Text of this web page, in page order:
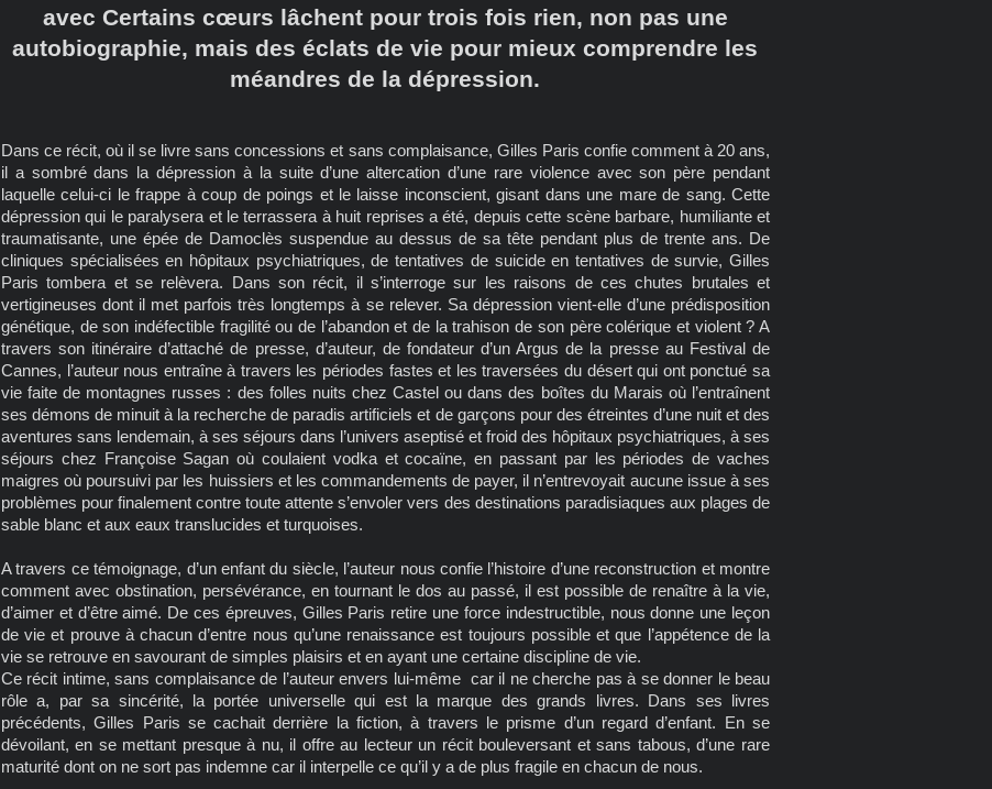
avec Certains cœurs lâchent pour trois fois rien, non pas une
autobiographie, mais des éclats de vie pour mieux comprendre les
méandres de la dépression.
Dans ce récit, où il se livre sans concessions et sans complaisance, Gilles Paris confie comment à 20 ans,
il a sombré dans la dépression à la suite d’une altercation d’une rare violence avec son père pendant
laquelle celui-ci le frappe à coup de poings et le laisse inconscient, gisant dans une mare de sang. Cette
dépression qui le paralysera et le terrassera à huit reprises a été, depuis cette scène barbare, humiliante et
traumatisante, une épée de Damoclès suspendue au dessus de sa tête pendant plus de trente ans. De
cliniques spécialisées en hôpitaux psychiatriques, de tentatives de suicide en tentatives de survie, Gilles
Paris tombera et se relèvera. Dans son récit, il s’interroge sur les raisons de ces chutes brutales et
vertigineuses dont il met parfois très longtemps à se relever. Sa dépression vient-elle d’une prédisposition
génétique, de son indéfectible fragilité ou de l’abandon et de la trahison de son père colérique et violent ? A
travers son itinéraire d’attaché de presse, d’auteur, de fondateur d’un Argus de la presse au Festival de
Cannes, l’auteur nous entraîne à travers les périodes fastes et les traversées du désert qui ont ponctué sa
vie faite de montagnes russes : des folles nuits chez Castel ou dans des boîtes du Marais où l’entraînent
ses démons de minuit à la recherche de paradis artificiels et de garçons pour des étreintes d’une nuit et des
aventures sans lendemain, à ses séjours dans l’univers aseptisé et froid des hôpitaux psychiatriques, à ses
séjours chez Françoise Sagan où coulaient vodka et cocaïne, en passant par les périodes de vaches
maigres où poursuivi par les huissiers et les commandements de payer, il n’entrevoyait aucune issue à ses
problèmes pour finalement contre toute attente s’envoler vers des destinations paradisiaques aux plages de
sable blanc et aux eaux translucides et turquoises.
A travers ce témoignage, d’un enfant du siècle, l’auteur nous confie l’histoire d’une reconstruction et montre
comment avec obstination, persévérance, en tournant le dos au passé, il est possible de renaître à la vie,
d’aimer et d’être aimé. De ces épreuves, Gilles Paris retire une force indestructible, nous donne une leçon
de vie et prouve à chacun d’entre nous qu’une renaissance est toujours possible et que l’appétence de la
vie se retrouve en savourant de simples plaisirs et en ayant une certaine discipline de vie.
Ce récit intime, sans complaisance de l’auteur envers lui-même car il ne cherche pas à se donner le beau
rôle a, par sa sincérité, la portée universelle qui est la marque des grands livres. Dans ses livres
précédents, Gilles Paris se cachait derrière la fiction, à travers le prisme d’un regard d’enfant. En se
dévoilant, en se mettant presque à nu, il offre au lecteur un récit bouleversant et sans tabous, d’une rare
maturité dont on ne sort pas indemne car il interpelle ce qu’il y a de plus fragile en chacun de nous.